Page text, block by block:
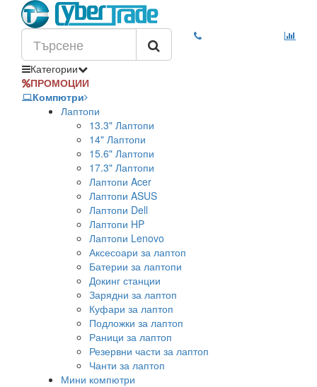
Категории
ПРОМОЦИИ
Компютри
Лаптопи
13.3" Лаптопи
14" Лаптопи
15.6" Лаптопи
17.3" Лаптопи
Лаптопи Acer
Лаптопи ASUS
Лаптопи Dell
Лаптопи HP
Лаптопи Lenovo
Аксесоари за лаптоп
Батерии за лаптопи
Докинг станции
Зарядни за лаптоп
Куфари за лаптоп
Подложки за лаптоп
Раници за лаптоп
Резервни части за лаптоп
Чанти за лаптоп
Мини компютри